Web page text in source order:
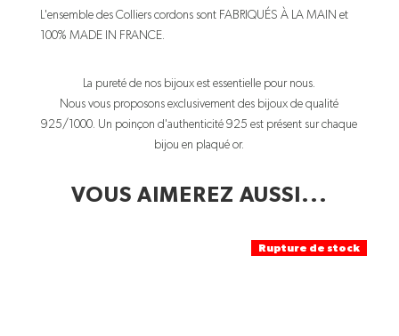
L'ensemble des Colliers cordons sont FABRIQUÉS À LA MAIN et
100% MADE IN FRANCE.
La pureté de nos bijoux est essentielle pour nous.
Nous vous proposons exclusivement des bijoux de qualité
925/1000. Un poinçon d'authenticité 925 est présent sur chaque
bijou en plaqué or.
VOUS AIMEREZ AUSSI...
Rupture de stock